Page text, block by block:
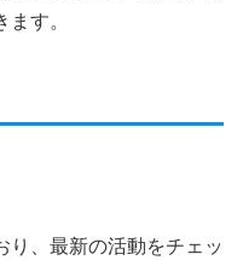
す。
り、最新の活動をチェッ